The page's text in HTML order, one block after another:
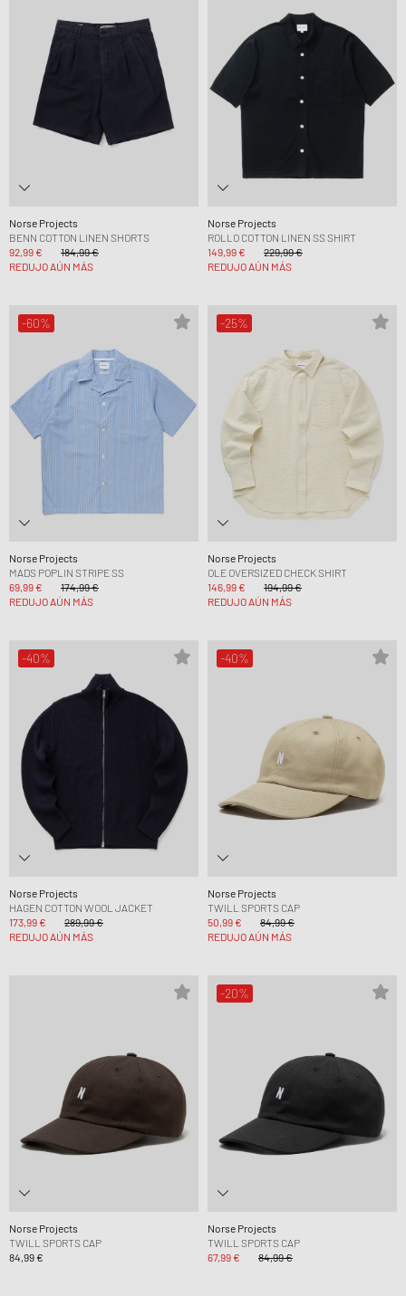
Norse Projects
BENN COTTON LINEN SHORTS
92,99 €
184,99 €
REDUJO AÚN MÁS
Norse Projects
ROLLO COTTON LINEN SS SHIRT
149,99 €
229,99 €
REDUJO AÚN MÁS
-60%
Norse Projects
MADS POPLIN STRIPE SS
69,99 €
174,99 €
REDUJO AÚN MÁS
-25%
Norse Projects
OLE OVERSIZED CHECK SHIRT
146,99 €
194,99 €
REDUJO AÚN MÁS
-40%
Norse Projects
HAGEN COTTON WOOL JACKET
173,99 €
289,99 €
REDUJO AÚN MÁS
-40%
Norse Projects
TWILL SPORTS CAP
50,99 €
84,99 €
REDUJO AÚN MÁS
Norse Projects
TWILL SPORTS CAP
84,99 €
-20%
Norse Projects
TWILL SPORTS CAP
67,99 €
84,99 €